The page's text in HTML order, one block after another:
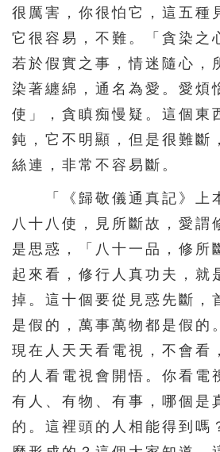
很厲害，你很怕它，這五種
它很容易，不難。「貪染之
若於假實之事，情迷隨心，
染著纏綿，通名為愛。愛煩
使」，貪瞋痴慢疑。這個東
鈍，它不明顯，但是很難斷
絲連，非常不容易斷。
「《歸敬儀通真記》上
八十八使，見所斷故，愛謂
是思惑，「八十一品，修所
起來看，修行人真功夫，就
掉。這十個要從見惑先斷，
是假的，萬事萬物都是假的
現在人天天看電視，不會看
的人看電視會開悟。你看電
有人、有物、有事，哪個是
的。這裡頭的人相能得到嗎